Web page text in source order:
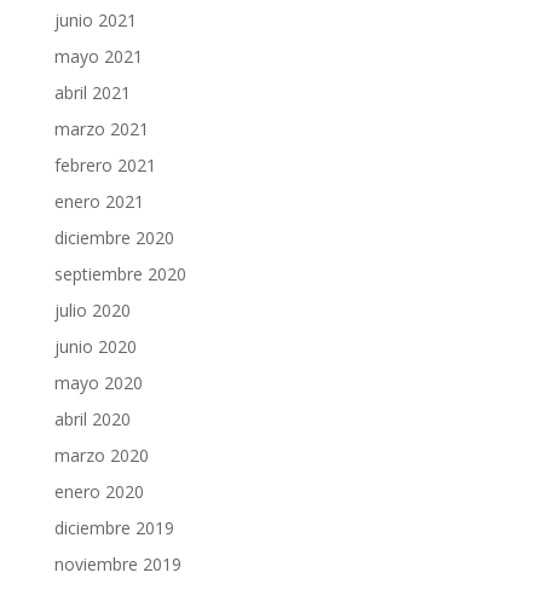
junio 2021
mayo 2021
abril 2021
marzo 2021
febrero 2021
enero 2021
diciembre 2020
septiembre 2020
julio 2020
junio 2020
mayo 2020
abril 2020
marzo 2020
enero 2020
diciembre 2019
noviembre 2019